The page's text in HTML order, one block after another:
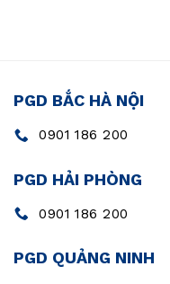
PGD BẮC HÀ NỘI
0901 186 200
PGD HẢI PHÒNG
0901 186 200
PGD QUẢNG NINH